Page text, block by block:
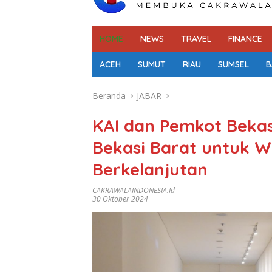
HOME NEWS TRAVEL FINANCE
ACEH SUMUT RIAU SUMSEL
Beranda JABAR
KAI dan Pemkot
Bekasi Barat untuk
Berkelanjutan
CAKRAWALAINDONESIA.id
30 Oktober 2024